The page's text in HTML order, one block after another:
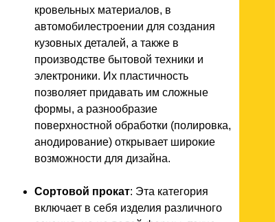
кровельных материалов, в
автомобилестроении для создания
кузовных деталей, а также в
производстве бытовой техники и
электроники. Их пластичность
позволяет придавать им сложные
формы, а разнообразие
поверхностной обработки (полировка,
анодирование) открывает широкие
возможности для дизайна.
Сортовой прокат: Эта категория
включает в себя изделия различного